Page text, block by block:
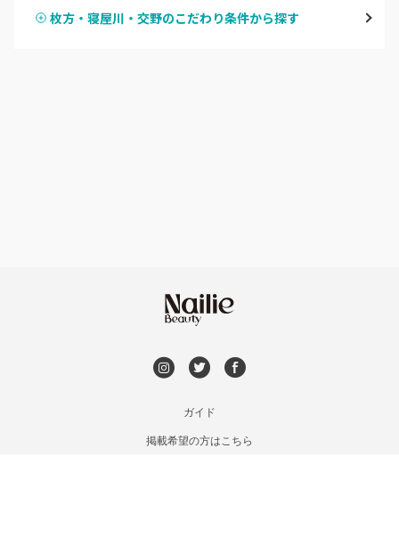
ハンドスカルプ
枚方・寝屋川・交野のこだわり条件から探す
ガイド
掲載希望の方はこちら